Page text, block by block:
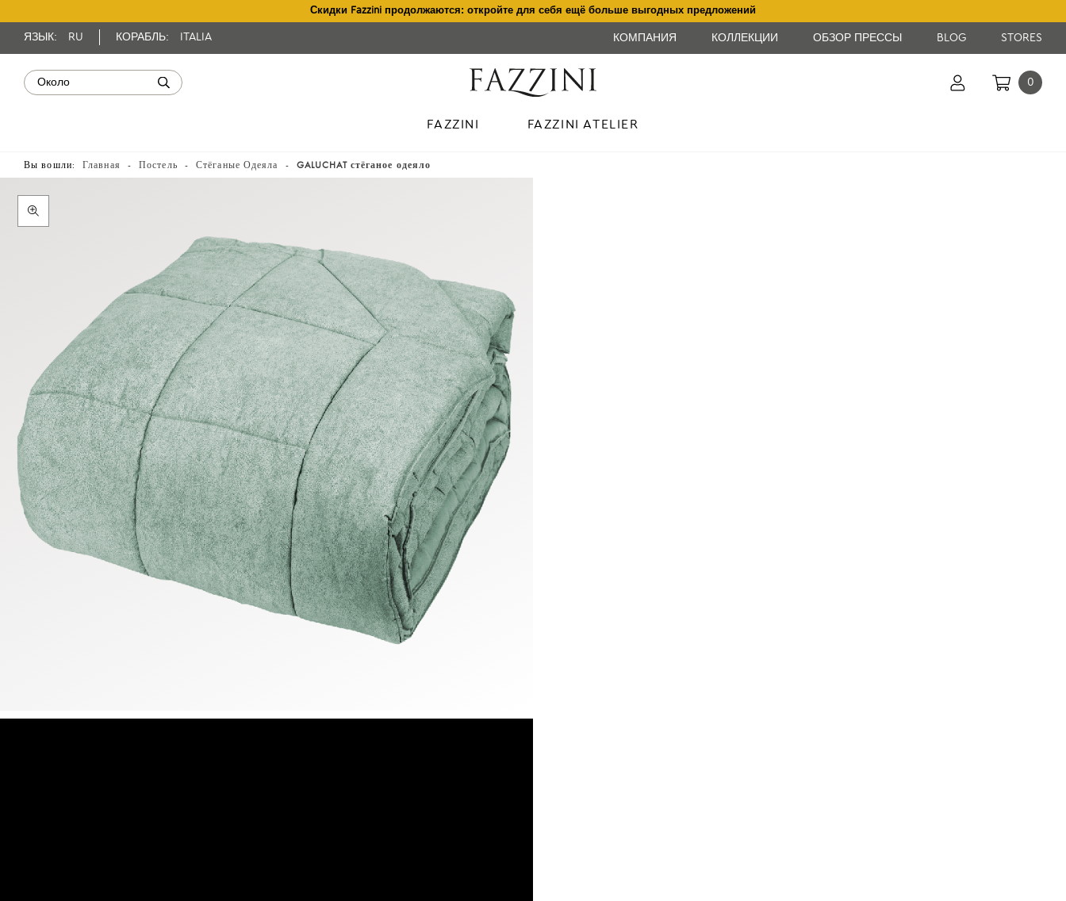
Скидки Fazzini продолжаются: откройте для себя ещё больше выгодных предложений
ЯЗЫК: RU КОРАБЛЬ: ITALIA КОМПАНИЯ КОЛЛЕКЦИИ ОБЗОР ПРЕССЫ BLOG STORES
0
FAZZINI FAZZINI ATELIER
Вы вошли: Главная Постель Стёганые Одеяла GALUCHAT стёганое одеяло